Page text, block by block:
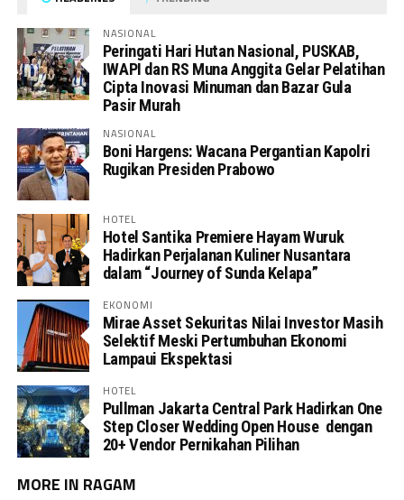
NASIONAL
Peringati Hari Hutan Nasional, PUSKAB,
IWAPI dan RS Muna Anggita Gelar Pelatihan
Cipta Inovasi Minuman dan Bazar Gula
Pasir Murah
NASIONAL
Boni Hargens: Wacana Pergantian Kapolri
Rugikan Presiden Prabowo
HOTEL
Hotel Santika Premiere Hayam Wuruk
Hadirkan Perjalanan Kuliner Nusantara
dalam “Journey of Sunda Kelapa”
EKONOMI
Mirae Asset Sekuritas Nilai Investor Masih
Selektif Meski Pertumbuhan Ekonomi
Lampaui Ekspektasi
HOTEL
Pullman Jakarta Central Park Hadirkan One
Step Closer Wedding Open House dengan
20+ Vendor Pernikahan Pilihan
MORE IN RAGAM